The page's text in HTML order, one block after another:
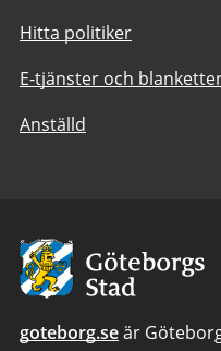
Hitta politiker
E-tjänster och
Anställd
Avsändare:
Göteborgs
Stad
goteborg.seär